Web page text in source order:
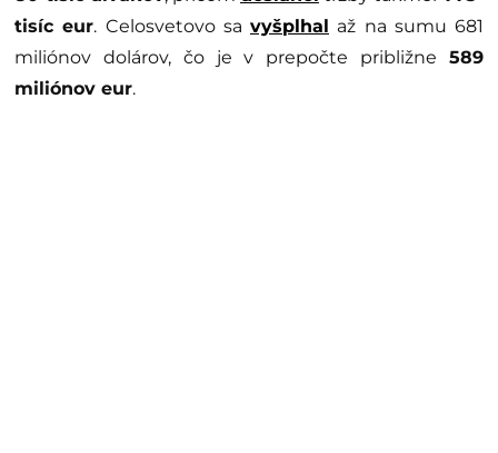
tisíc eur. Celosvetovo sa vyšplhal až na sumu 681
miliónov dolárov, čo je v prepočte približne 589
miliónov eur.